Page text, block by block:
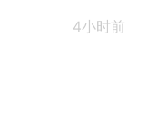
4小时前